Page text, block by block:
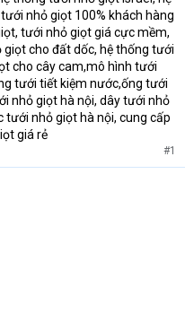
nhỏ giọt 100% khách hàng
tưới nhỏ giọt giá cực mềm,
cho đất dốc, hệ thống tưới
cho cây cam,mô hình tưới
tưới tiết kiệm nước,ống tưới
nhỏ giọt hà nội, dây tưới nhỏ
nhỏ giọt hà nội, cung cấp
giá rẻ
#1